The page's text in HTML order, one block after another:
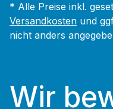
* Alle Preise inkl.
Versandkosten und
nicht anders
Wir